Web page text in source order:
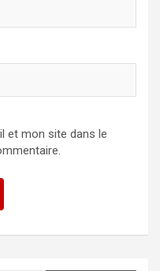
et mon site dans le